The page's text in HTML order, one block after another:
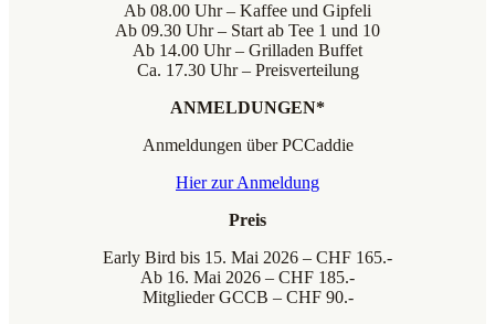
Ab 08.00 Uhr – Kaffee und Gipfeli
Ab 09.30 Uhr – Start ab Tee 1 und 10
Ab 14.00 Uhr – Grilladen Buffet
Ca. 17.30 Uhr – Preisverteilung
ANMELDUNGEN*
Anmeldungen über PCCaddie
Hier zur Anmeldung
Preis
Early Bird bis 15. Mai 2026 – CHF 165.-
Ab 16. Mai 2026 – CHF 185.-
Mitglieder GCCB – CHF 90.-